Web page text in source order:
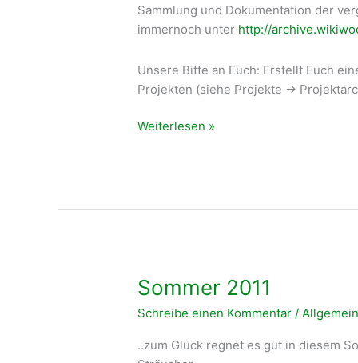
Sammlung und Dokumentation der
immernoch unter http://
Unsere Bitte an Euch: Erstellt Euch
Projekten (siehe Projekte ->
Neue
Weiterlesen »
Sommer 2011
Schreibe einen Kommentar /Allgemein
..zum Glück regnet es gut in diesem